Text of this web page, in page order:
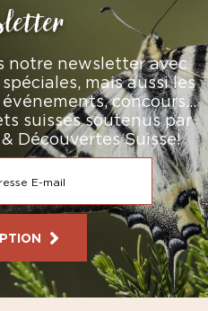
notre newsletter avec
mais aussi les
concours…
suisses soutenus par
Découvertes Suisse!